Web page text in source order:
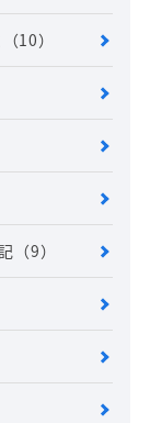
（10）
（9）